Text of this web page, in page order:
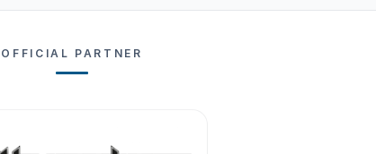
OFFICIAL PARTNER